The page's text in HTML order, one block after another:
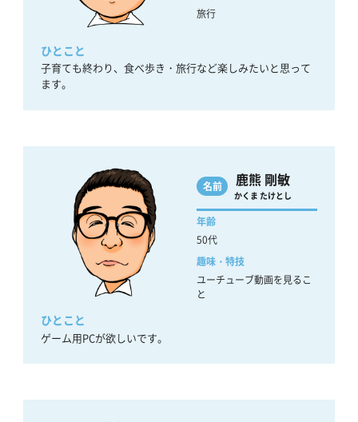
旅行
ひとこと
子育ても終わり、食べ歩き・旅行など楽しみたいと思って
ます。
名前 鹿熊 剛敏
かくま たけとし
年齢
50代
趣味・特技
ユーチューブ動画を見るこ
と
ひとこと
ゲーム用PCが欲しいです。